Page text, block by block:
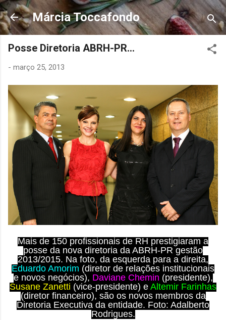
Pular para o conteúdo principal
Márcia Toccafondo
Posse Diretoria ABRH-PR...
- março 25, 2013
Mais de 150 profissionais de RH prestigiaram a
posse da nova diretoria da ABRH-PR gestão
2013/2015. Na foto, da esquerda para a direita,
Eduardo Amorim (diretor de relações institucionais
e novos negócios), Daviane Chemin (presidente),
Susane Zanetti (vice-presidente) e Altemir Farinhas
(diretor financeiro), são os novos membros da
Diretoria Executiva da entidade. Foto: Adalberto
Rodrigues.